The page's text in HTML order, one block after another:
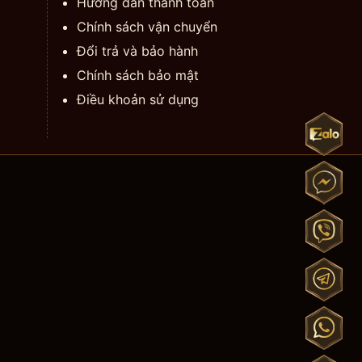
Chính sách vận chuyển
Đổi trả và bảo hành
Chính sách bảo mật
Điều khoản sử dụng